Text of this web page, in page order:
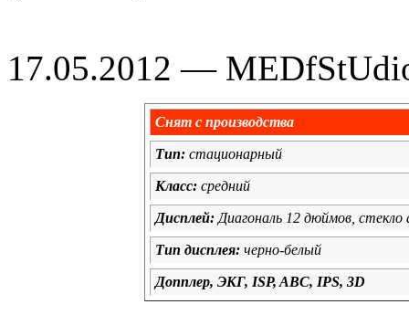
17.05.2012 —
Снят с производства
Тип: стационарный
Класс: средний
Дисплей: Диагональ 12 дюймов, стекло
Тип дисплея: черно-белый
Допплер, ЭКГ, ISP, ABC, IPS, 3D